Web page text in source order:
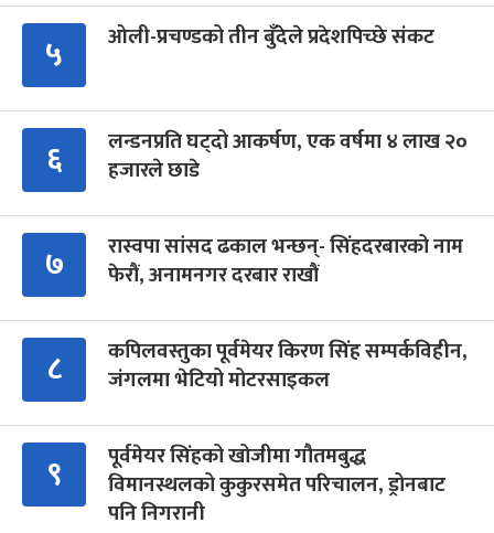
५ ओली-प्रचण्डको तीन बुँदेले प्रदेशपिच्छे संकट
६
लन्डनप्रति घट्दो आकर्षण, एक वर्षमा ४ लाख २०
हजारले छाडे
७
रास्वपा सांसद ढकाल भन्छन्- सिंहदरबारको नाम
फेरौं, अनामनगर दरबार राखौं
८
कपिलवस्तुका पूर्वमेयर किरण सिंह सम्पर्कविहीन,
जंगलमा भेटियो मोटरसाइकल
९
पूर्वमेयर सिंहको खोजीमा गौतमबुद्ध
विमानस्थलको कुकुरसमेत परिचालन, ड्रोनबाट
पनि निगरानी